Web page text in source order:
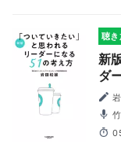
聴
新
ダ